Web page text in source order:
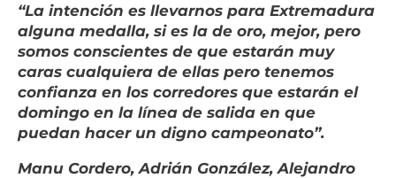
“La intención es llevarnos para Extremadura
alguna medalla, si es la de oro, mejor, pero
somos conscientes de que estarán muy
caras cualquiera de ellas pero tenemos
confianza en los corredores que estarán el
domingo en la línea de salida en que
puedan hacer un digno campeonato”.
Manu Cordero, Adrián González, Alejandro